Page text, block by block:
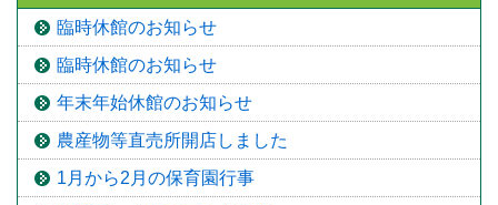
臨時休館のお知らせ
臨時休館のお知らせ
年末年始休館のお知らせ
農産物等直売所開店しました
1月から2月の保育園行事